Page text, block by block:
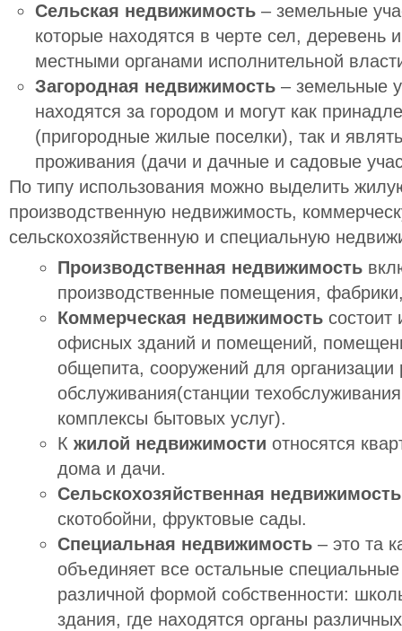
Сельская недвижимость– земельные
которые находятся в черте сел, деревень
местными органами исполнительной
Загородная недвижимость– земельные
находятся за городом и могут как
(пригородные жилые поселки), так и
проживания (дачи и дачные и садовые
По типу использования можно выделить
производственную недвижимость,
сельскохозяйственную и специальную
Производственная недвижимость
производственные помещения,
Коммерческая недвижимостьсостоит
офисных зданий и помещений,
общепита, сооружений для организации
обслуживания(станции
комплексы бытовых услуг).
К жилой недвижимости относятся
дома и дачи.
Сельскохозяйственная недвижимость
скотобойни, фруктовые сады.
Специальная недвижимость– это та
объединяет все остальные
различной формой собственности:
здания, где находятся органы